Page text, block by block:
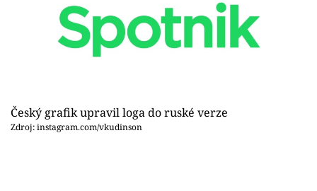
Český grafik upravil loga do ruské verze
Zdroj: instagram.com/vkudinson